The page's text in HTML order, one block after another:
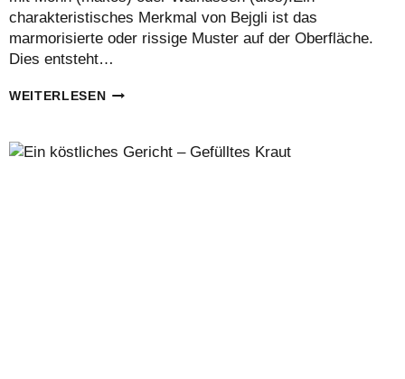
charakteristisches Merkmal von Bejgli ist das
marmorisierte oder rissige Muster auf der Oberfläche.
Dies entsteht…
WEITERLESENWEIHNACHTLICHES